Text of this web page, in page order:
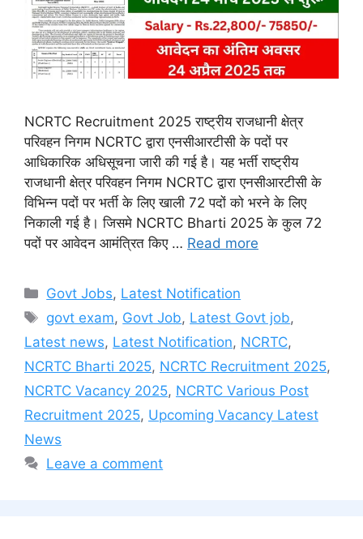
NCRTC Recruitment 2025 राष्ट्रीय राजधानी क्षेत्र
परिवहन निगम NCRTC द्वारा एनसीआरटीसी के पदों पर
आधिकारिक अधिसूचना जारी की गई है। यह भर्ती राष्ट्रीय
राजधानी क्षेत्र परिवहन निगम NCRTC द्वारा एनसीआरटीसी के
विभिन्न पदों पर भर्ती के लिए खाली 72 पदों को भरने के लिए
निकाली गई है। जिसमे NCRTC Bharti 2025 के कुल 72
पदों पर आवेदन आमंत्रित किए … Read more
Categories
Govt Jobs, Latest Notification
Tags
govt exam, Govt Job, Latest Govt job,
Latest news, Latest Notification, NCRTC,
NCRTC Bharti 2025, NCRTC Recruitment 2025,
NCRTC Vacancy 2025, NCRTC Various Post
Recruitment 2025, Upcoming Vacancy Latest
News
Leave a comment